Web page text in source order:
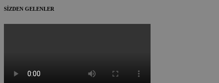
SİZDEN GELENLER